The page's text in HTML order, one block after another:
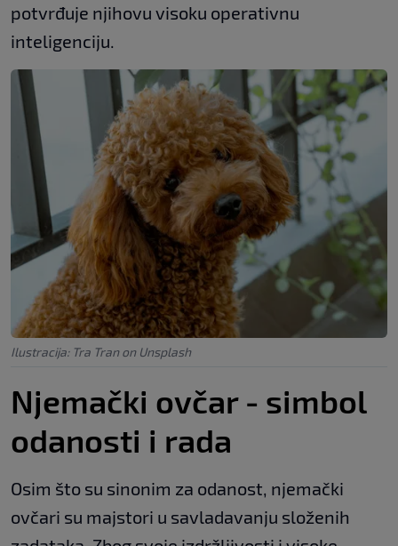
potvrđuje njihovu visoku operativnu
inteligenciju.
Ilustracija: Tra Tran on Unsplash
Njemački ovčar - simbol
odanosti i rada
Osim što su sinonim za odanost, njemački
ovčari su majstori u savladavanju složenih